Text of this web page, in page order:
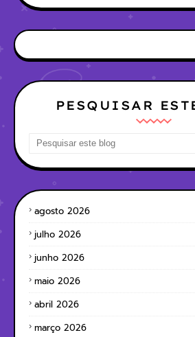
PESQUISAR
agosto 2026
julho 2026
junho 2026
maio 2026
abril 2026
março 2026